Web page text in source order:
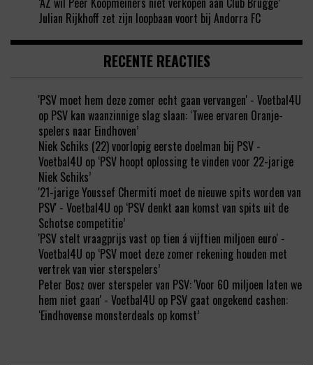
Julian Rijkhoff zet zijn loopbaan voort bij Andorra FC
RECENTE REACTIES
'PSV moet hem deze zomer echt gaan vervangen' - Voetbal4U
op PSV kan waanzinnige slag slaan: ‘Twee ervaren Oranje-
spelers naar Eindhoven’
Niek Schiks (22) voorlopig eerste doelman bij PSV -
Voetbal4U op ‘PSV hoopt oplossing te vinden voor 22-jarige
Niek Schiks’
'21-jarige Youssef Chermiti moet de nieuwe spits worden van
PSV' - Voetbal4U op ‘PSV denkt aan komst van spits uit de
Schotse competitie’
'PSV stelt vraagprijs vast op tien á vijftien miljoen euro' -
Voetbal4U op ‘PSV moet deze zomer rekening houden met
vertrek van vier sterspelers’
Peter Bosz over sterspeler van PSV: 'Voor 60 miljoen laten we
hem niet gaan' - Voetbal4U op PSV gaat ongekend cashen:
‘Eindhovense monsterdeals op komst’